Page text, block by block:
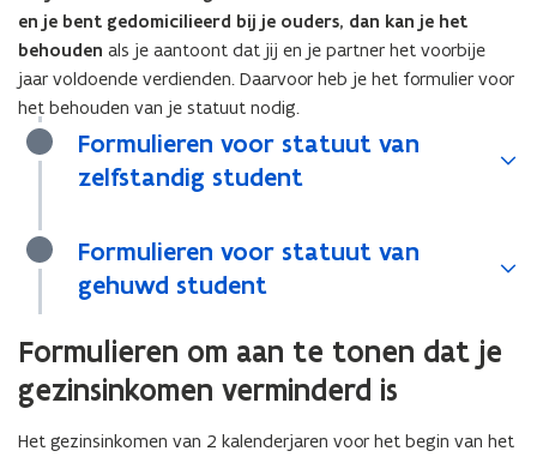
en je bent gedomicilieerd bij je ouders, dan kan je het
behouden als je aantoont dat jij en je partner het voorbije
jaar voldoende verdienden. Daarvoor heb je het formulier voor
het behouden van je statuut nodig.
Formulieren voor statuut van
zelfstandig student
Formulieren voor statuut van
gehuwd student
Formulieren om aan te tonen dat je
gezinsinkomen verminderd is
Het gezinsinkomen van 2 kalenderjaren voor het begin van het